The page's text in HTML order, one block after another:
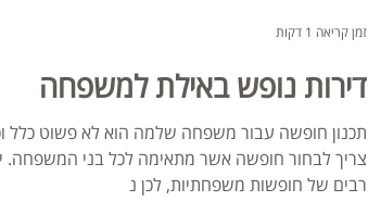
דירות נופש באילת למשפחה
תכנון חופשה עבור משפחה שלמה הוא לא פשוט כלל
צריך לבחור חופשה אשר מתאימה לכל בני המשפחה.
רבים של חופשות משפחתיות, לכן נ
זמן קריאה 1 דקות